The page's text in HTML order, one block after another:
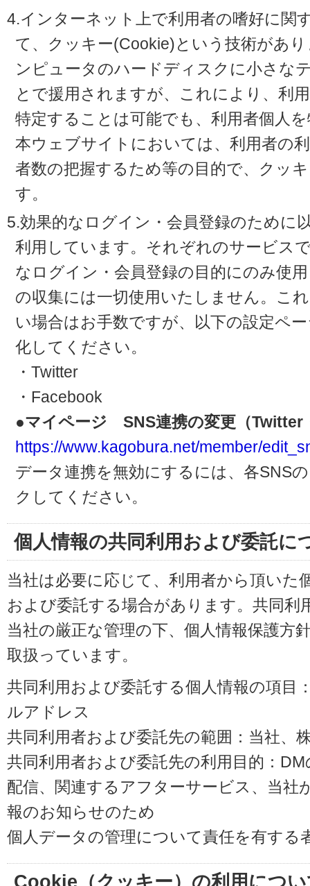
4.インターネット上で利用者の嗜好に関
て、クッキー(Cookie)という技術があ
ンピュータのハードディスクに小さな
とで援用されますが、これにより、利
特定することは可能でも、利用者個人
本ウェブサイトにおいては、利用者の
者数の把握するため等の目的で、クッ
す。
5.効果的なログイン・会員登録のために
利用しています。それぞれのサービス
なログイン・会員登録の目的にのみ使
の収集には一切使用いたしません。こ
い場合はお手数ですが、以下の設定ペ
化してください。
・Twitter
・Facebook
●マイページ SNS連携の変更（Twitter
https://www.kagobura.net/member/
データ連携を無効にするには、各SNS
クしてください。
個人情報の共同利用および委託に
当社は必要に応じて、利用者から頂いた
および委託する場合があります。共同利
当社の厳正な管理の下、個人情報保護方
取扱っています。
共同利用および委託する個人情報の項目
ルアドレス
共同利用者および委託先の範囲：当社、
共同利用者および委託先の利用目的：
配信、関連するアフターサービス、当社
報のお知らせのため
個人データの管理について責任を有する
Cookie（クッキー）の利用につ